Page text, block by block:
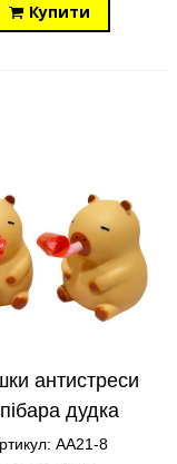
Купити
антистреси
дудка
AA21-8
AA21-8